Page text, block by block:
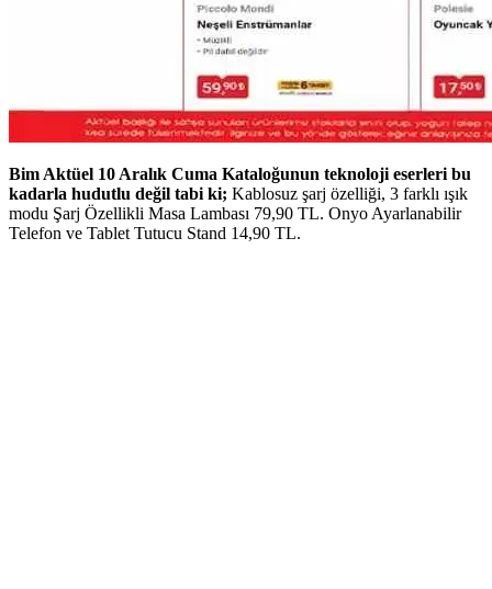
Bim Aktüel 10 Aralık Cuma Kataloğunun teknoloji eserleri bu
kadarla hudutlu değil tabi ki; Kablosuz şarj özelliği, 3 farklı ışık
modu Şarj Özellikli Masa Lambası 79,90 TL. Onyo Ayarlanabilir
Telefon ve Tablet Tutucu Stand 14,90 TL.